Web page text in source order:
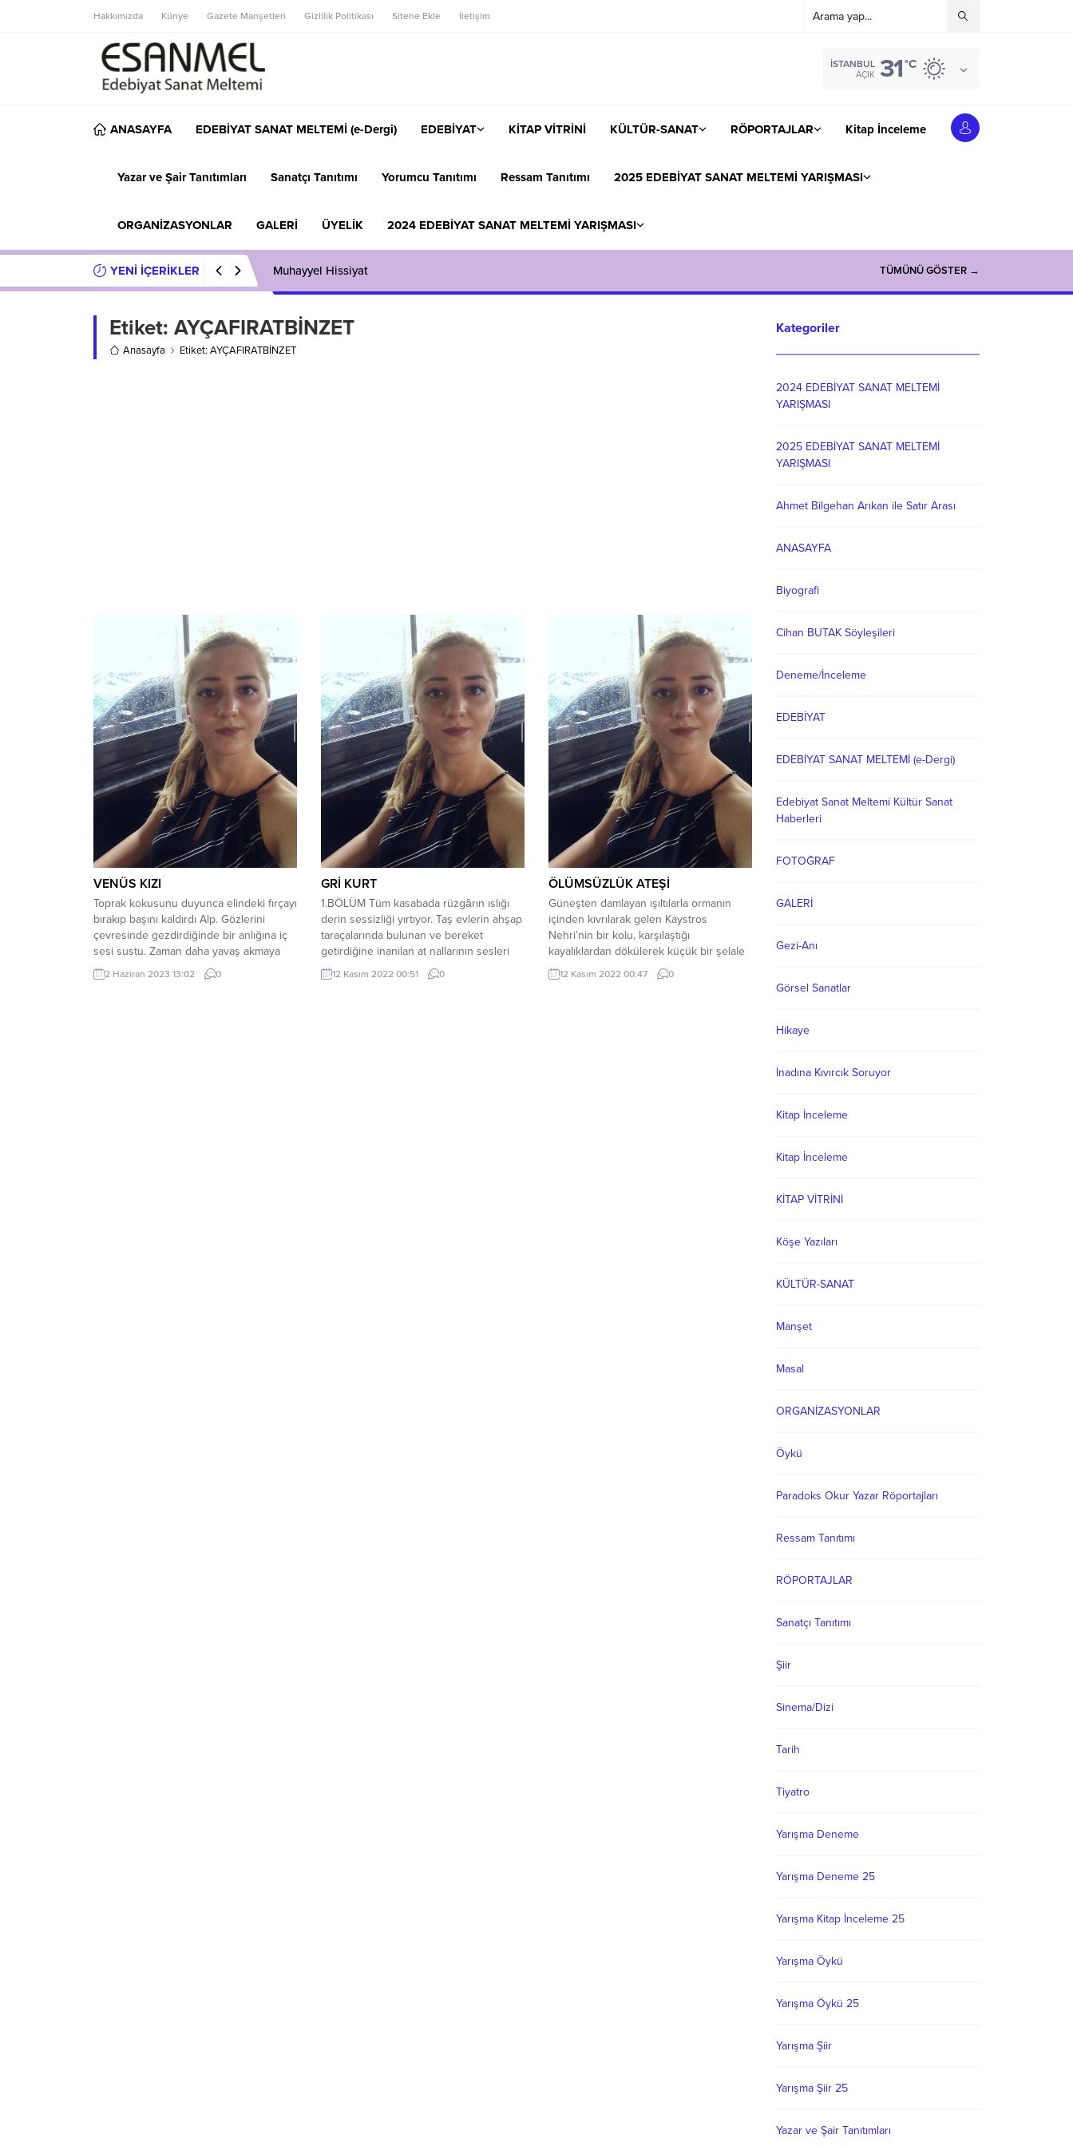
Hakkımızda Künye Gazete Manşetleri Gizlilik Politikası Sitene Ekle İletişim
İSTANBUL
AÇIK 31°C
ANASAYFA EDEBİYAT SANAT MELTEMİ (e-Dergi) EDEBİYAT KİTAP VİTRİNİ KÜLTÜR-SANAT RÖPORTAJLAR Kitap İnceleme
Yazar ve Şair Tanıtımları Sanatçı Tanıtımı Yorumcu Tanıtımı Ressam Tanıtımı 2025 EDEBİYAT SANAT MELTEMİ YARIŞMASI
ORGANİZASYONLAR GALERİ ÜYELİK 2024 EDEBİYAT SANAT MELTEMİ YARIŞMASI
YENİ İÇERİKLER Muhayyel Hissiyat TÜMÜNÜ GÖSTER →
Etiket: AYÇAFIRATBİNZET
Anasayfa Etiket: AYÇAFIRATBİNZET
VENÜS KIZI
Toprak kokusunu duyunca elindeki fırçayı
bırakıp başını kaldırdı Alp. Gözlerini
çevresinde gezdirdiğinde bir anlığına iç
sesi sustu. Zaman daha yavaş akmaya
başladı ve hayranlıkla çevresini izlemeye
koyuldu. Dikenlerle dolu tepeler göz
2 Haziran 2023 13:02 0
GRİ KURT
1.BÖLÜM Tüm kasabada rüzgârın ıslığı
derin sessizliği yırtıyor. Taş evlerin ahşap
taraçalarında bulunan ve bereket
getirdiğine inanılan at nallarının sesleri
de akşama ahenk katıyordu. Balaton gölü
kurbağaları da bu sese eşlik edip
12 Kasım 2022 00:51 0
ÖLÜMSÜZLÜK ATEŞİ
Güneşten damlayan ışıltılarla ormanın
içinden kıvrılarak gelen Kaystros
Nehri’nin bir kolu, karşılaştığı
kayalıklardan dökülerek küçük bir şelale
oluşturmuştu. Döküldüğü yerde kayadan
kayaya çarpa çarpa coşan su
12 Kasım 2022 00:47 0
Kategoriler
2024 EDEBİYAT SANAT MELTEMİ
YARIŞMASI
2025 EDEBİYAT SANAT MELTEMİ
YARIŞMASI
Ahmet Bilgehan Arıkan ile Satır Arası
ANASAYFA
Biyografi
Cihan BUTAK Söyleşileri
Deneme/İnceleme
EDEBİYAT
EDEBİYAT SANAT MELTEMİ (e-Dergi)
Edebiyat Sanat Meltemi Kültür Sanat
Haberleri
FOTOĞRAF
GALERİ
Gezi-Anı
Görsel Sanatlar
Hikaye
İnadına Kıvırcık Soruyor
Kitap İnceleme
Kitap İnceleme
KİTAP VİTRİNİ
Köşe Yazıları
KÜLTÜR-SANAT
Manşet
Masal
ORGANİZASYONLAR
Öykü
Paradoks Okur Yazar Röportajları
Ressam Tanıtımı
RÖPORTAJLAR
Sanatçı Tanıtımı
Şiir
Sinema/Dizi
Tarih
Tiyatro
Yarışma Deneme
Yarışma Deneme 25
Yarışma Kitap İnceleme 25
Yarışma Öykü
Yarışma Öykü 25
Yarışma Şiir
Yarışma Şiir 25
Yazar ve Şair Tanıtımları